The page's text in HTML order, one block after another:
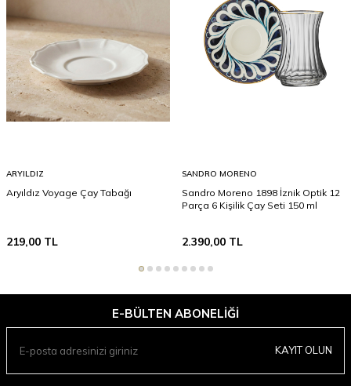
ARYILDIZ
Aryıldız Voyage Çay Tabağı
219,00 TL
SANDRO MORENO
Sandro Moreno 1898 İznik Optik 12
Parça 6 Kişilik Çay Seti 150 ml
2.390,00TL
E-BÜLTEN ABONELIĞI
KAYIT OLUN